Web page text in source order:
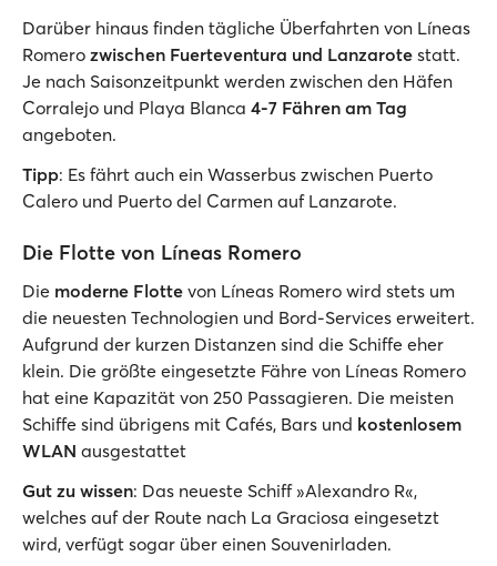
Darüber hinaus finden tägliche Überfahrten von Líneas
Romero zwischen Fuerteventura und Lanzarote statt.
Je nach Saisonzeitpunkt werden zwischen den Häfen
Corralejo und Playa Blanca 4-7 Fähren am Tag
angeboten.
Tipp: Es fährt auch ein Wasserbus zwischen Puerto
Calero und Puerto del Carmen auf Lanzarote.
Die Flotte von Líneas Romero
Die moderne Flotte von Líneas Romero wird stets um
die neuesten Technologien und Bord-Services erweitert.
Aufgrund der kurzen Distanzen sind die Schiffe eher
klein. Die größte eingesetzte Fähre von Líneas Romero
hat eine Kapazität von 250 Passagieren. Die meisten
Schiffe sind übrigens mit Cafés, Bars und kostenlosem
WLAN ausgestattet
Gut zu wissen: Das neueste Schiff »Alexandro R«,
welches auf der Route nach La Graciosa eingesetzt
wird, verfügt sogar über einen Souvenirladen.